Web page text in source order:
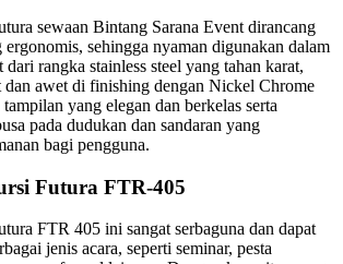
sewaan Bintang Sarana Event dirancang
ergonomis, sehingga nyaman digunakan dalam
rangka stainless steel yang tahan karat,
dan awet di finishing dengan Nickel Chrome
yang elegan dan berkelas serta
pada dudukan dan sandaran yang
bagi pengguna.
Futura FTR-405
FTR 405 ini sangat serbaguna dan dapat
jenis acara, seperti seminar, pesta